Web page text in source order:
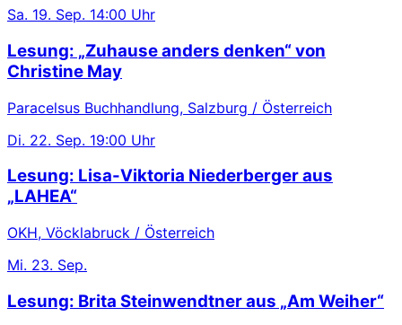
Sa. 19. Sep. 14:00 Uhr
Lesung: „Zuhause anders denken“ von
Christine May
Paracelsus Buchhandlung, Salzburg / Österreich
Di. 22. Sep. 19:00 Uhr
Lesung: Lisa-Viktoria Niederberger aus
„LAHEA“
OKH, Vöcklabruck / Österreich
Mi. 23. Sep.
Lesung: Brita Steinwendtner aus „Am Weiher“